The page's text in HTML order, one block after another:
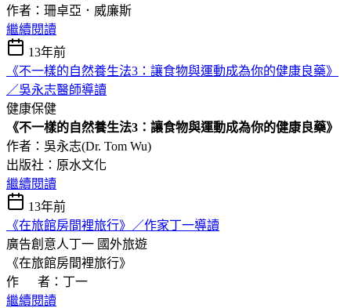
作者：珊卓亞．威廉斯
繼續閱讀
13年前
《不一樣的自然養生法3：讓食物與運動成為你的健康良藥》
／吳永志醫師導讀
健康保健
《不一樣的自然養生法3：讓食物與運動成為你的健康良藥》
作者：吳永志(Dr. Tom Wu)
出版社：原水文化
繼續閱讀
13年前
《在旅館房間裡旅行》／作家丁一導讀
廣告創意人丁一 國外旅遊
《在旅館房間裡旅行》
作 者：丁一
繼續閱讀